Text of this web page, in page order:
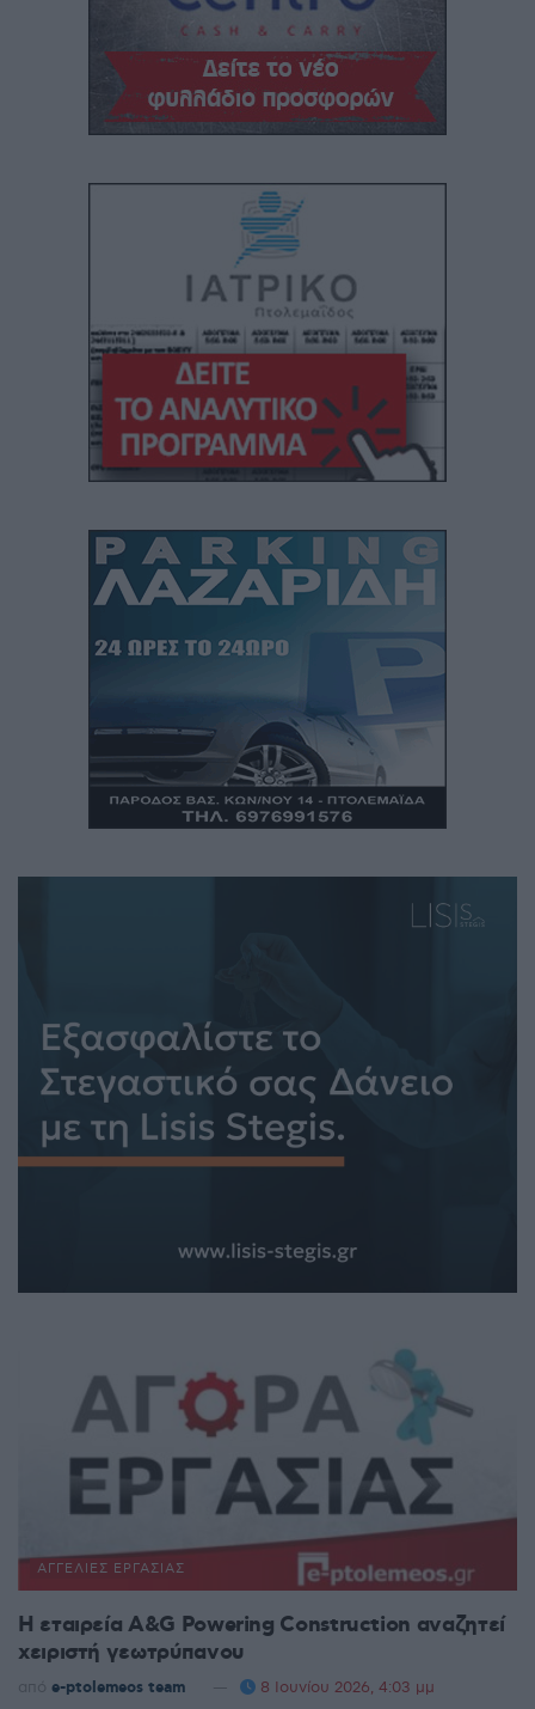
ΑΓΓΕΛΊΕΣ ΕΡΓΑΣΊΑΣ
H εταιρεία A&G Powering Construction αναζητεί
χειριστή γεωτρύπανου
από e-ptolemeos team 8 Ιουνίου 2026, 4:03 μμ